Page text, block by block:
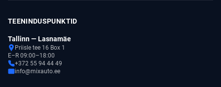
TEENINDUSPUNKTID
Tallinn — Lasnamäe
Priisle tee 16 Box 1
E–R 09:00–18:00
+372 55 94 44 49
info@mixauto.ee